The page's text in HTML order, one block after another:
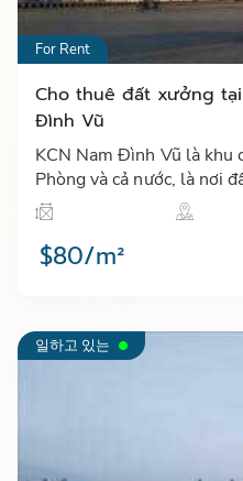
For Rent
Cho thuê đất xưởng
Đình Vũ
KCN Nam Đình Vũ là khu
Phòng và cả nước, là nơi
nhà đầu tư nước ngoài
Loan…
$80/m²
일하고 있는